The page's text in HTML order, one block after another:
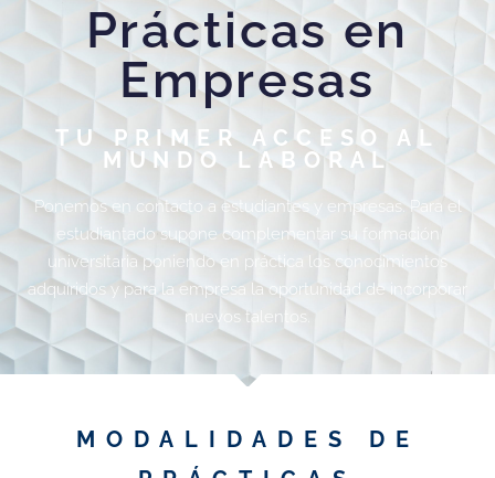
Prácticas en
Empresas
TU PRIMER ACCESO AL
MUNDO LABORAL
Ponemos en contacto a estudiantes y empresas. Para el
estudiantado supone complementar su formación
universitaria poniendo en práctica los conocimientos
adquiridos y para la empresa la oportunidad de incorporar
nuevos talentos.
MODALIDADES DE